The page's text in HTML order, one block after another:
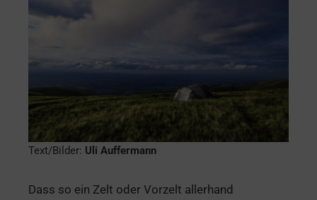
Text/Bilder: Uli Auffermann
Dass so ein Zelt oder Vorzelt allerhand